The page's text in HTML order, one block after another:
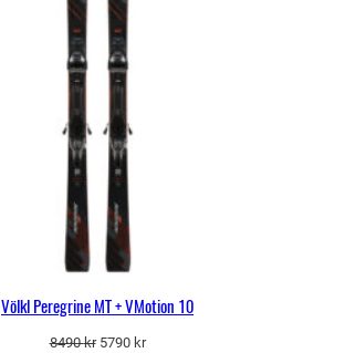
Völkl Peregrine MT + VMotion 10
8490kr Det
5790 krDet